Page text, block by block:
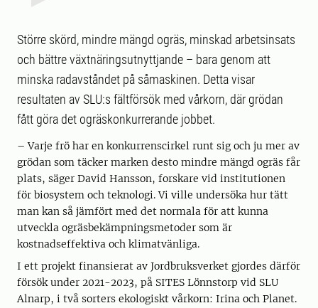
Större skörd, mindre mängd ogräs, minskad arbetsinsats
och bättre växtnäringsutnyttjande – bara genom att
minska radavståndet på såmaskinen. Detta visar
resultaten av SLU:s fältförsök med vårkorn, där grödan
fått göra det ogräskonkurrerande jobbet.
– Varje frö har en konkurrenscirkel runt sig och ju mer av
grödan som täcker marken desto mindre mängd ogräs får
plats, säger David Hansson, forskare vid institutionen
för biosystem och teknologi. Vi ville undersöka hur tätt
man kan så jämfört med det normala för att kunna
utveckla ogräsbekämpningsmetoder som är
kostnadseffektiva och klimatvänliga.
I ett projekt finansierat av Jordbruksverket gjordes därför
försök under 2021-2023, på SITES Lönnstorp vid SLU
Alnarp, i två sorters ekologiskt vårkorn: Irina och Planet.